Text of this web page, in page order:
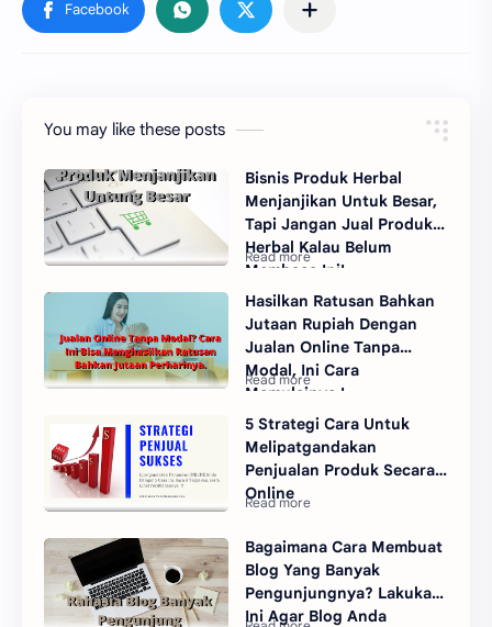
You may like these posts
Bisnis Produk Herbal
Menjanjikan Untuk Besar,
Tapi Jangan Jual Produk
Herbal Kalau Belum
Membaca Ini!
Hasilkan Ratusan Bahkan
Jutaan Rupiah Dengan
Jualan Online Tanpa
Modal, Ini Cara
Memulainya !
5 Strategi Cara Untuk
Melipatgandakan
Penjualan Produk Secara
Online
Bagaimana Cara Membuat
Blog Yang Banyak
Pengunjungnya? Lakukan
Ini Agar Blog Anda